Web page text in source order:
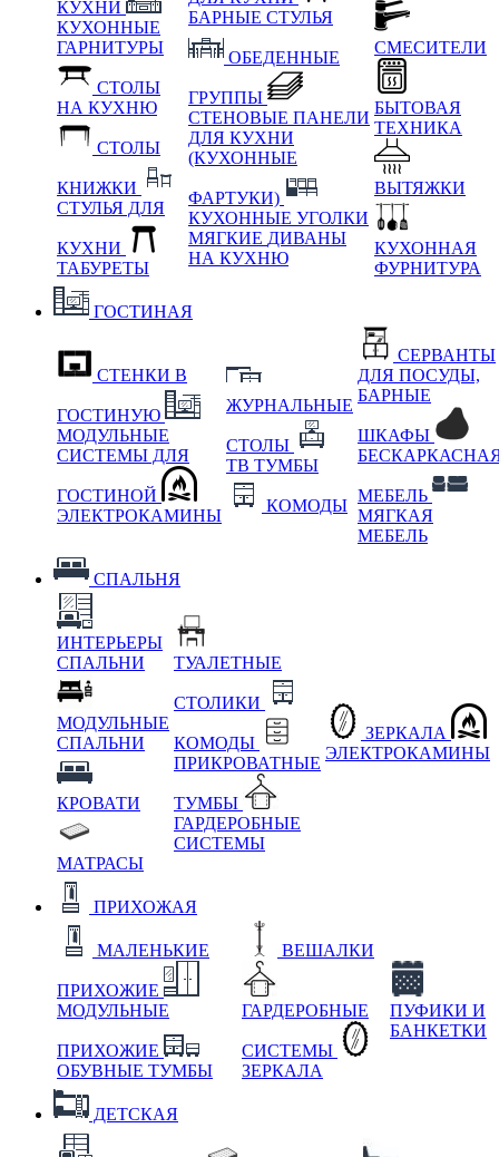
КУХНИ
КУХОННЫЕ
ГАРНИТУРЫ
СТОЛЫ
НА КУХНЮ
СТОЛЫ
КНИЖКИ
СТУЛЬЯ ДЛЯ
КУХНИ
ТАБУРЕТЫ
БАРНЫЕ СТУЛЬЯ
ОБЕДЕННЫЕ
ГРУППЫ
СТЕНОВЫЕ ПАНЕЛИ
ДЛЯ КУХНИ
(КУХОННЫЕ
ФАРТУКИ)
КУХОННЫЕ УГОЛКИ
МЯГКИЕ ДИВАНЫ
НА КУХНЮ
СМЕСИТЕЛИ
БЫТОВАЯ
ТЕХНИКА
ВЫТЯЖКИ
КУХОННАЯ
ФУРНИТУРА
ГОСТИНАЯ
СТЕНКИ В
ГОСТИНУЮ
МОДУЛЬНЫЕ
СИСТЕМЫ ДЛЯ
ГОСТИНОЙ
ЭЛЕКТРОКАМИНЫ
ЖУРНАЛЬНЫЕ
СТОЛЫ
ТВ ТУМБЫ
КОМОДЫ
СЕРВАНТЫ
ДЛЯ ПОСУДЫ,
БАРНЫЕ
ШКАФЫ
МЕБЕЛЬ
МЯГКАЯ
МЕБЕЛЬ
СПАЛЬНЯ
ИНТЕРЬЕРЫ
СПАЛЬНИ
МОДУЛЬНЫЕ
СПАЛЬНИ
КРОВАТИ
МАТРАСЫ
ТУАЛЕТНЫЕ
СТОЛИКИ
КОМОДЫ
ПРИКРОВАТНЫЕ
ТУМБЫ
ГАРДЕРОБНЫЕ
СИСТЕМЫ
ЗЕРКАЛА
ЭЛЕКТРОКАМИНЫ
ПРИХОЖАЯ
МАЛЕНЬКИЕ
ПРИХОЖИЕ
МОДУЛЬНЫЕ
ПРИХОЖИЕ
ОБУВНЫЕ ТУМБЫ
ВЕШАЛКИ
ГАРДЕРОБНЫЕ
СИСТЕМЫ
ЗЕРКАЛА
ПУФИКИ И
БАНКЕТКИ
ДЕТСКАЯ